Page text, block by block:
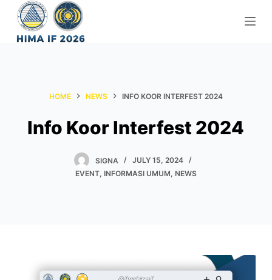
S
HOME NEWS INFO KOOR INTERFEST 2024
Info Koor Interfest 2024
SIGNA
JULY 15, 2024
EVENT, INFORMASI UMUM, NEWS